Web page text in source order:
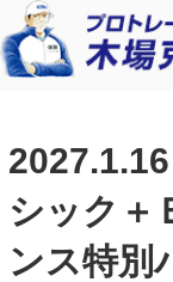
シック＋
ンス特別